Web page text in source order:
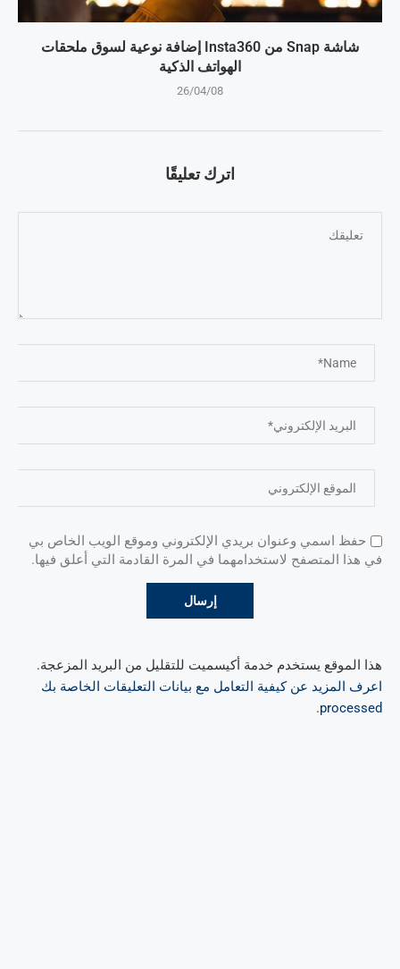
شاشة Snap من Insta360 إضافة نوعية لسوق ملحقات
الهواتف الذكية
26/04/08
اترك تعليقًا
حفظ اسمي وعنوان بريدي الإلكتروني وموقع الويب الخاص بي
في هذا المتصفح لاستخدامهما في المرة القادمة التي أعلق فيها.
هذا الموقع يستخدم خدمة أكيسميت للتقليل من البريد المزعجة.
اعرف المزيد عن كيفية التعامل مع بيانات التعليقات الخاصة بك
processed
.